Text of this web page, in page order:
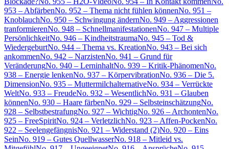
953 – AbfärbenNo. 952 – Thema nicht fühlen könnenNo. 951 –
KnoblauchNo. 950 – Schwingung ändernNo. 949 – Aggressionen
tranformierenNo. 948 – SchnellmanifestationenNo. 947 – Multiple
PersönlichkeitNo. 946 – KindheitstraumaNo. 945 – Tod &
WiedergeburtNo. 944 – Thema vs. KreationNo. 943 – Bei sich
ankommenNo. 942 – NarzistenNo. 941 – Grund für
VeränderungNo. 940 – LerninhaltNo. 939 – Kritik-PhänomenNo.
938 – Energie lenkenNo. 937 – KörpervibrationNo. 936 – Die 5.
DimensionNo. 935 – MuttermilchalternativeNo. 934 – Verrückte
WeltNo. 933 – FreudeNo. 932 – WesentlichNo. 931 – Glauben
könnenNo. 930 – Haare färbenNo. 929 – SelbsteinschätzungNo.
928 – SelbstbestrafungNo. 927 – WichtigNo. 926 – ArchontenNo.
925 – FreeSpiritNo. 924 – VerletzlichNo. 923 – Affen-PockenNo.
922 – SeelengefängnisNo. 921 – Widerstand (2)No. 920 – Eins
SeinNo. 919 – Gutes QuellwasserNo. 918 – Mitleid vs.